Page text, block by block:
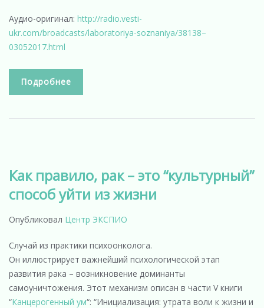
Аудио-оригинал: http://radio.vesti-
ukr.com/broadcasts/laboratoriya-soznaniya/38138–
03052017.html
Подробнее
Как правило, рак – это “культурный”
способ уйти из жизни
Опубликовал Центр ЭКСПИО
Случай из практики психоонколога.
Он иллюстрирует важнейший психологической этап
развития рака – возникновение доминанты
самоуничтожения. Этот механизм описан в части V книги
“Канцерогенный ум“: “Инициализация: утрата воли к жизни и